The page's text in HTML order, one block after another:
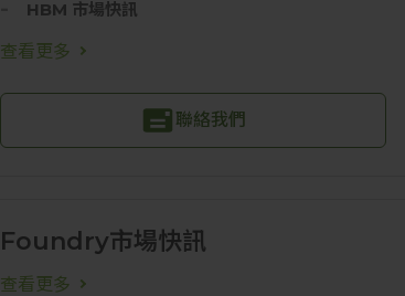
HBM 市場快訊
查看更多
聯絡我們
Foundry市場快訊
查看更多